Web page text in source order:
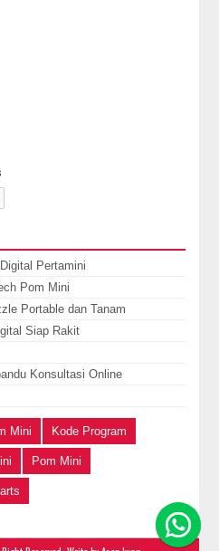
Pertamini
Pom Mini
Portable dan Tanam
Siap Rakit
Konsultasi Online
Mini Kode Program
Pom Mini